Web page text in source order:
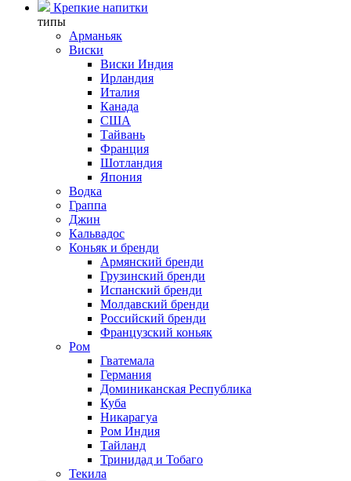
Крепкие напитки
типы
Арманьяк
Виски
Виски Индия
Ирландия
Италия
Канада
США
Тайвань
Франция
Шотландия
Япония
Водка
Граппа
Джин
Кальвадос
Коньяк и бренди
Армянский бренди
Грузинский бренди
Испанский бренди
Молдавский бренди
Российский бренди
Французский коньяк
Ром
Гватемала
Германия
Доминиканская Республика
Куба
Никарагуа
Ром Индия
Тайланд
Тринидад и Тобаго
Текила